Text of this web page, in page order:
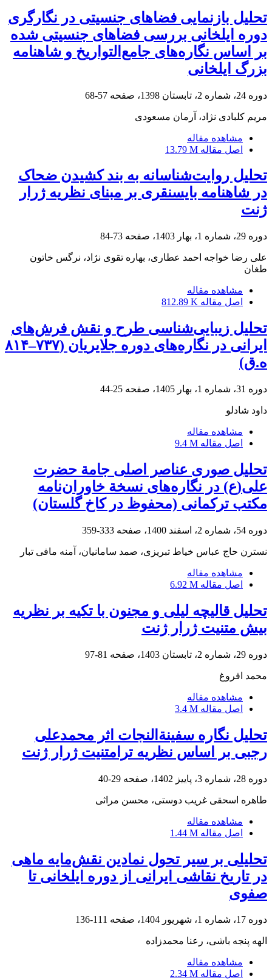
تحلیل بازنمایی فضاهای جنسیتی در نگارگری
دوره ایلخانی بررسی فضاهای جنسیتی شده
بر اساس نگاره‌های جامع‌التواریخ و شاهنامه
بزرگ ایلخانی
دوره 24، شماره 2، تابستان 1398، صفحه 57-68
مریم کلبادی نژاد، آرمان مسعودی
مشاهده مقاله
اصل مقاله 13.79 M
تحلیل روایت‌شناسانه به بند کشیدن ضحاک
در شاهنامه بایسنقری بر مبنای نظریه ژرار
ژنت
دوره 29، شماره 1، بهار 1403، صفحه 73-84
علی رضا خواجه احمد عطاری، بهاره تقوی نژاد، نرگس خاتون
طغان
مشاهده مقاله
اصل مقاله 812.89 K
تحلیل زیبایی‌شناسی طرح و نقش فرش‌های
ایرانی در نگاره‌های دوره جلایریان (۷۳۷–۸۱۴
ه.ق)
دوره 31، شماره 1، بهار 1405، صفحه 25-44
داود شادلو
مشاهده مقاله
اصل مقاله 9.4 M
تحلیل صوری عناصر اصلی جامة حضرت
علی(ع) در نگاره‌های نسخة خاوران‌نامه
مکتب ترکمانی (محفوظ در کاخ گلستان)
دوره 54، شماره 2، اسفند 1400، صفحه 333-359
نسترن حاج عباس خیاط تبریزی، صمد سامانیان، آمنه مافی تبار
مشاهده مقاله
اصل مقاله 6.92 M
تحلیل قالیچه لیلی و مجنون با تکیه بر نظریه
بیش متنیت ژرار ژنت
دوره 29، شماره 2، تابستان 1403، صفحه 81-97
محمد افروغ
مشاهده مقاله
اصل مقاله 3.4 M
تحلیل نگاره سفینة‌النجات اثر محمدعلی
رجبی بر اساس نظریه ترامتنیت ژرار ژنت
دوره 28، شماره 3، پاییز 1402، صفحه 29-40
طاهره اسحقی غریب دوستی، محسن مراثی
مشاهده مقاله
اصل مقاله 1.44 M
تحلیلی بر سیر تحول نمادین نقش‌مایه ماهی
در تاریخ نقاشی ایرانی از دوره ایلخانی تا
صفوی
دوره 17، شماره 1، شهریور 1404، صفحه 111-136
الهه پنجه باشی، رعنا محمدزاده
مشاهده مقاله
اصل مقاله 2.34 M